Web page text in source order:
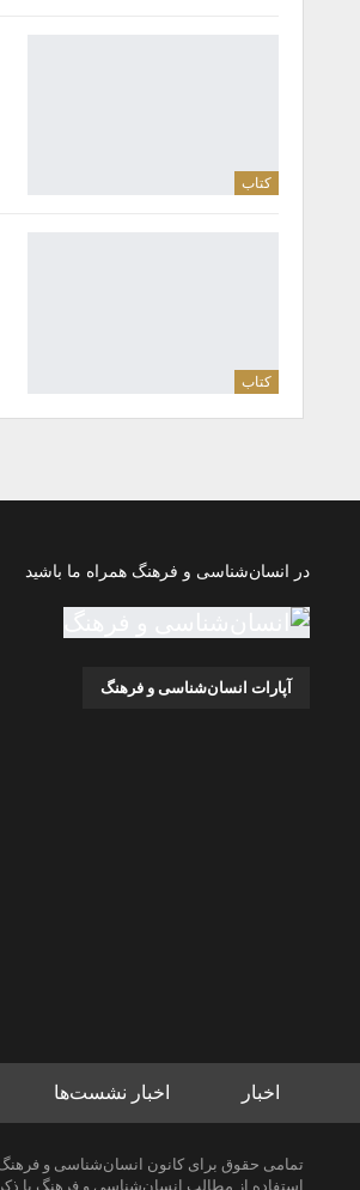
کتاب
کتاب
در انسان‌شناسی و فرهنگ همراه ما باشید
آپارات انسان‌شناسی و فرهنگ
اخبار اخبار نشست‌ها
تمامی حقوق برای کانون انسان‌شناسی و
استفاده از مطالب انسان‌شناسی و فرهنگ با